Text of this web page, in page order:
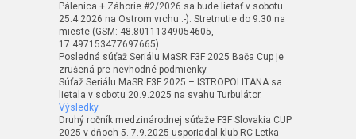
Pálenica + Záhorie #2/2026 sa bude lietať v sobotu
25.4.2026 na Ostrom vrchu :-). Stretnutie do 9:30 na
mieste (GSM: 48.80111349054605,
17.497153477697665) .
Posledná súťaž Seriálu MaSR F3F 2025 Bača Cup je
zrušená pre nevhodné podmienky.
Súťaž Seriálu MaSR F3F 2025 – ISTROPOLITANA sa
lietala v sobotu 20.9.2025 na svahu Turbulátor.
Výsledky
Druhý ročník medzinárodnej súťaže F3F Slovakia CUP
2025 v dňoch 5.-7.9.2025 usporiadal klub RC Letka